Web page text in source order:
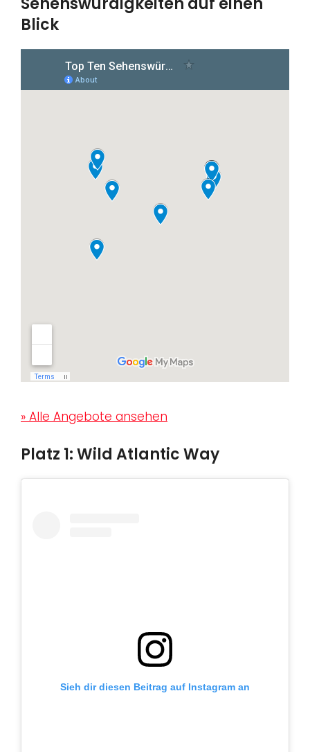
Blick
» Alle Angebote ansehen
Platz 1: Wild Atlantic Way
Sieh dir diesen Beitrag auf Instagram an